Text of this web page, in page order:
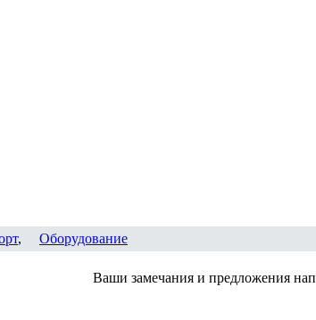
, Оборудование
Ваши замечания и предложения